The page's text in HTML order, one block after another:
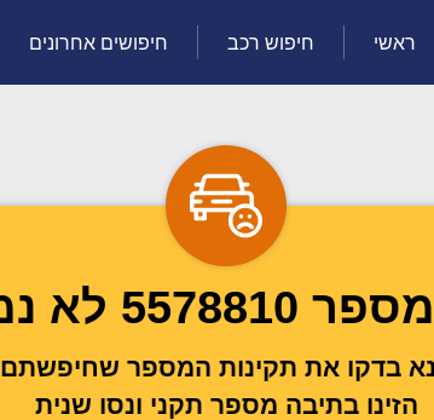
ראשי חיפוש רכב חיפושים אחרונים
לא נמצא
בדקו את תקינות המספר שחיפשתם
הזינו בתיבה מספר תקני ונסו שנית